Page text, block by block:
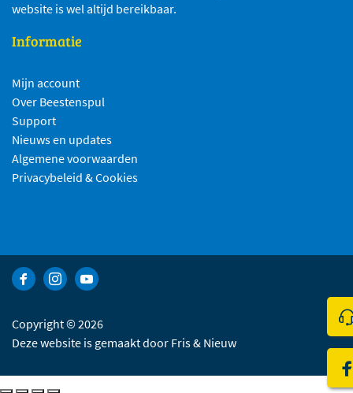
website is wel altijd bereikbaar.
Informatie
Mijn account
Over Beestenspul
Support
Nieuws en updates
Algemene voorwaarden
Privacybeleid & Cookies
Bekijk Facebook van Beestenspul dierensport en -kadoartikelen
Bekijk Instagram van Beestenspul dierensport en -
Bekijk YouTube van Beestenspul dierensport en -
Copyright © 2026
Deze website is gemaakt door Fris & Nieuw